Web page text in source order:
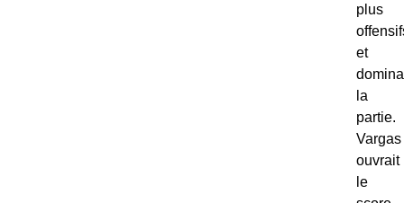
plus
et
la
partie.
Vargas
ouvrait
le